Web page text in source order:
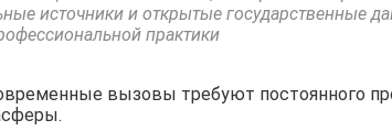
источники и открытые государственные
практики
вызовы требуют постоянного